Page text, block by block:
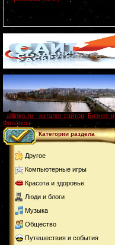
alllinks.ru - каталог сайтов Бизнес и
Финансы
Категории раздела
Другое
Компьютерные игры
Красота и здоровье
Люди и блоги
Музыка
Общество
Путешествия и события